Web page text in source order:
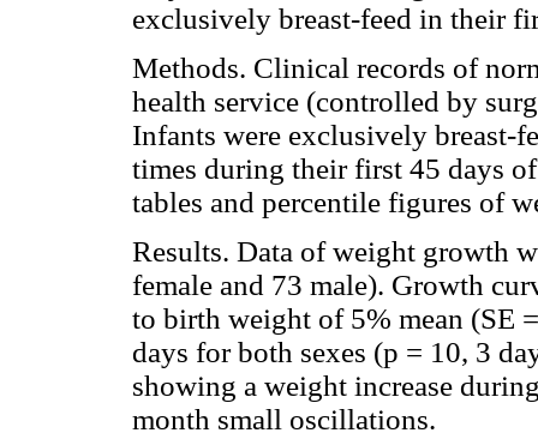
exclusively breast-feed in their
Methods. Clinical records of
health service (controlled by
Infants were exclusively breast-
times during their first 45 days
tables and percentile figures of
Results. Data of weight growth
female and 73 male). Growth
to birth weight of 5% mean (SE
days for both sexes (p = 10, 3
showing a weight increase
month small oscillations.